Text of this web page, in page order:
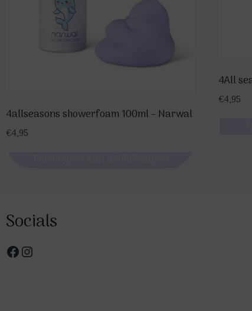
4allseasons showerfoam 100ml – Narwal
€4,95
4All
€4,95
Socials
Facebook
Instagram